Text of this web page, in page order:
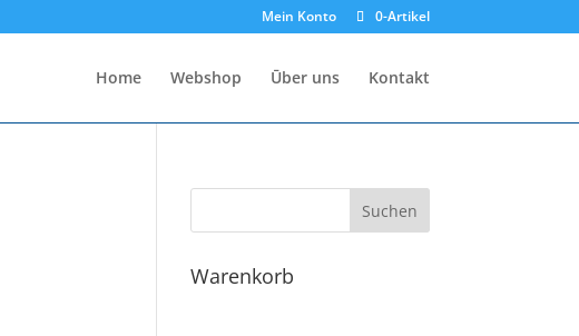
Mein Konto 0-Artikel
Home Webshop Ūber uns Kontakt
Warenkorb